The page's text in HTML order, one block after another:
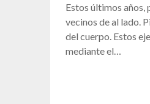
Estos últimos años,
vecinos de al lado.
del cuerpo. Estos
mediante el…